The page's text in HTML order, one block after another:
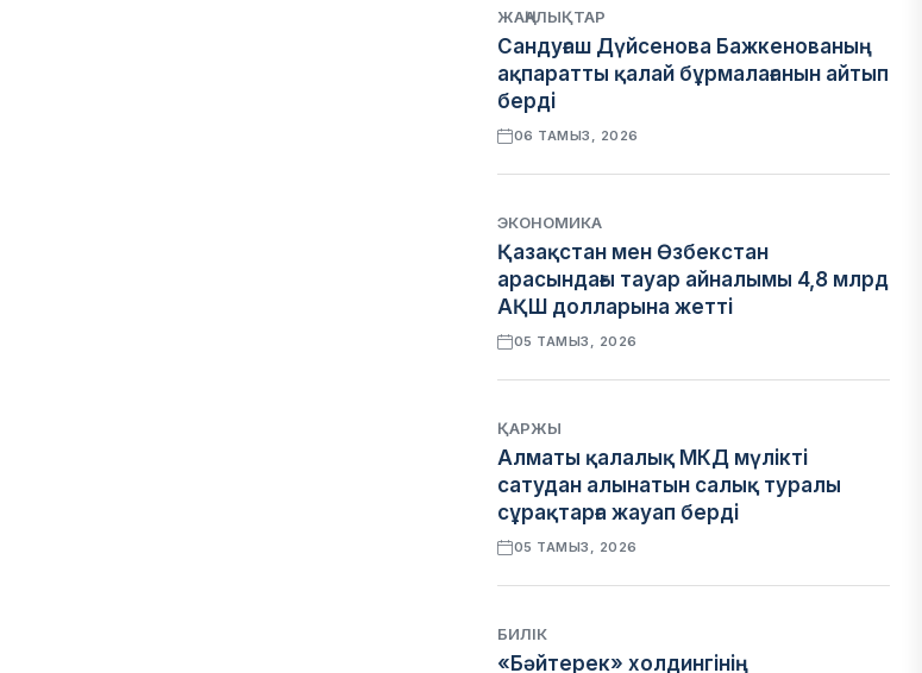
ЖАҢАЛЫҚТАР
Сандуғаш Дүйсенова Бажкенованың
ақпаратты қалай бұрмалағанын айтып
берді
06 ТАМЫЗ, 2026
ЭКОНОМИКА
Қазақстан мен Өзбекстан
арасындағы тауар айналымы 4,8 млрд
АҚШ долларына жетті
05 ТАМЫЗ, 2026
ҚАРЖЫ
Алматы қалалық МКД мүлікті
сатудан алынатын салық туралы
сұрақтарға жауап берді
05 ТАМЫЗ, 2026
БИЛІК
«Бәйтерек» холдингінің